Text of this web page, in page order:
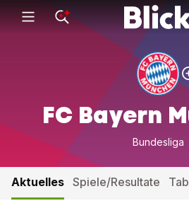
FC Bayern
Bundesliga
Aktuelles Spiele/Resultate